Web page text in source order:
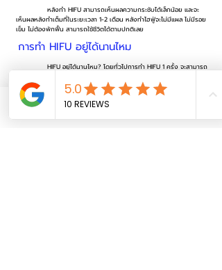
หลังทำ HIFU สามารถเห็นผลความกระชับได้เล็กน้อย และจะ
เห็นผลหลังทำเต็มที่ในระยะเวลา 1-2 เดือน หลังทำไฮฟู่จะไม่มีแผล ไม่มีรอย
เข็ม ไม่ต้องพักฟื้น สามารถใช้ชีวิตได้ตามปกติเลย
การทำ HIFU อยู่ได้นานไหม
HIFU อยู่ได้นานไหม? โดยทั่วไปการทำ HIFU 1 ครั้ง จะสามารถ
พลังงาน และการดูแลตนเองหลังทำ HIFU ด้วย สำหรับผู้ที่ต้องการให้
ผลลัพธ์ชัดเจนยิ่งขึ้น สามารถกลับมาทำซ้ำได้ทุก 3 เดือน